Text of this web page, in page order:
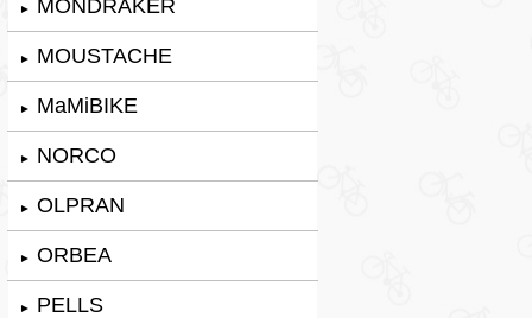
► MONDRAKER
► MOUSTACHE
► MaMiBIKE
► NORCO
► OLPRAN
► ORBEA
► PELLS